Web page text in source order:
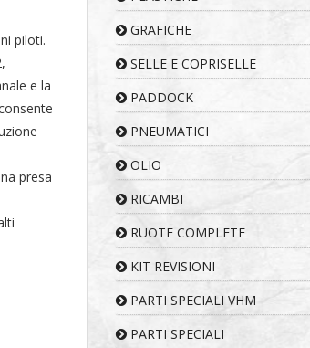
piloti.
e la
presa
GRAFICHE
SELLE E COPRISELLE
PADDOCK
PNEUMATICI
OLIO
RICAMBI
RUOTE COMPLETE
KIT REVISIONI
PARTI SPECIALI VHM
PARTI SPECIALI